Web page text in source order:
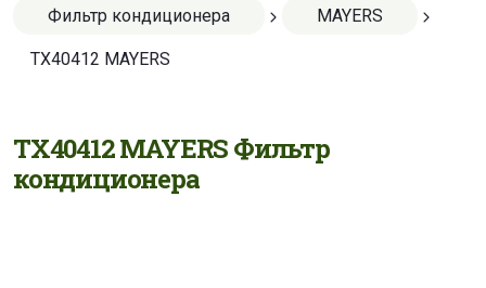
Фильтр кондиционера MAYERS
TX40412 MAYERS
TX40412 MAYERS Фильтр
кондиционера